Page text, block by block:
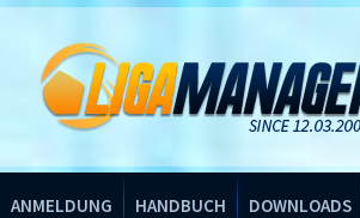
ANMELDUNG HANDBUCH DOWNLOADS
Handbuch